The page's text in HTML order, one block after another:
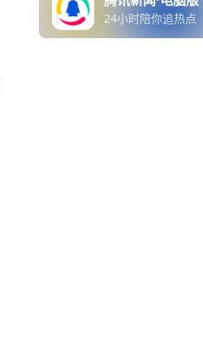
24小时陪你追热点